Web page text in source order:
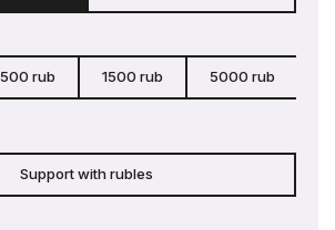
500 rub 1500 rub 5000 rub
Support with rubles